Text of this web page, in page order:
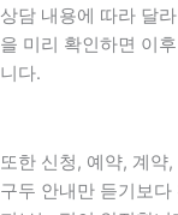
상담 내용에 따라 달
을 미리 확인하면 이
니다.
또한 신청, 예약, 계약
구두 안내만 듣기보